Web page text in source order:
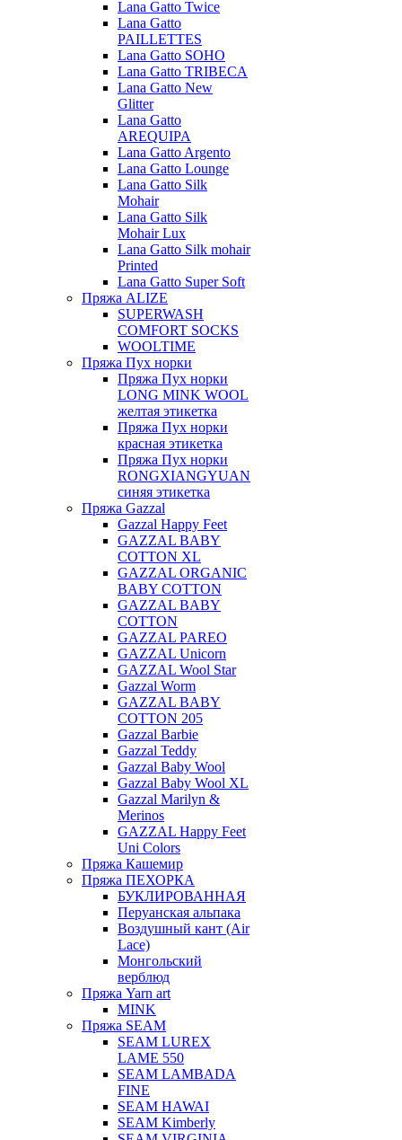
Lana Gatto Twice
Lana Gatto
PAILLETTES
Lana Gatto SOHO
Lana Gatto TRIBECA
Lana Gatto New
Glitter
Lana Gatto
AREQUIPA
Lana Gatto Argento
Lana Gatto Lounge
Lana Gatto Silk
Mohair
Lana Gatto Silk
Mohair Lux
Lana Gatto Silk mohair
Printed
Lana Gatto Super Soft
Пряжа ALIZE
SUPERWASH
COMFORT SOCKS
WOOLTIME
Пряжа Пух норки
Пряжа Пух норки
LONG MINK WOOL
желтая этикетка
Пряжа Пух норки
красная этикетка
Пряжа Пух норки
RONGXIANGYUAN
синяя этикетка
Пряжа Gazzal
Gazzal Happy Feet
GAZZAL BABY
COTTON XL
GAZZAL ORGANIC
BABY COTTON
GAZZAL BABY
COTTON
GAZZAL PAREO
GAZZAL Unicorn
GAZZAL Wool Star
Gazzal Worm
GAZZAL BABY
COTTON 205
Gazzal Barbie
Gazzal Teddy
Gazzal Baby Wool
Gazzal Baby Wool XL
Gazzal Marilyn &
Merinos
GAZZAL Happy Feet
Uni Colors
Пряжа Кашемир
Пряжа ПЕХОРКА
БУКЛИРОВАННАЯ
Перуанская альпака
Воздушный кант (Air
Lace)
Монгольский
верблюд
Пряжа Yarn art
MINK
Пряжа SEAM
SEAM LUREX
LAME 550
SEAM LAMBADA
FINE
SEAM HAWAI
SEAM Kimberly